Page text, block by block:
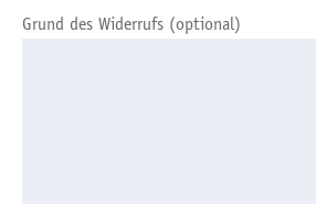
Grund des Widerrufs (optional)